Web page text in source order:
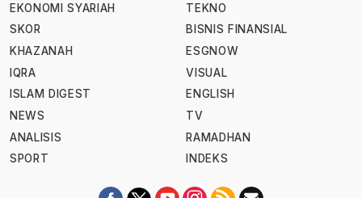
EKONOMI SYARIAH
SKOR
KHAZANAH
IQRA
ISLAM DIGEST
NEWS
ANALISIS
SPORT
TEKNO
BISNIS FINANSIAL
ESGNOW
VISUAL
ENGLISH
TV
RAMADHAN
INDEKS